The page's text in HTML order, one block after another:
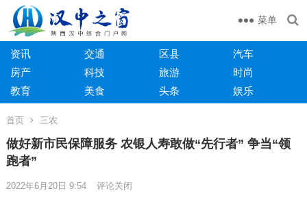
菜单
资讯 交通 区县
汽车
房产
科技 旅游
时尚
教育
美食 头条 娱乐
首页 三农
做好新市民保障服务 农银人寿敢做“先行者” 争当“领
跑者”
2022年6月20日 9:54 评论关闭